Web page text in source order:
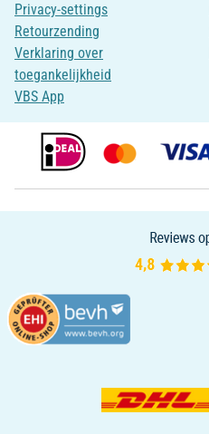
Privacy-settings
Retourzending
Verklaring over
toegankelijkheid
VBS App